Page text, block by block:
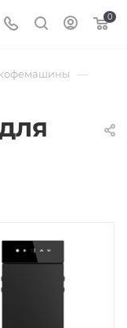
0
—
к товару
5 °C; 4 л;